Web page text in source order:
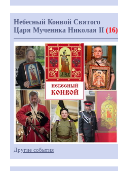
Небесный Конвой Святого
Царя Мученика Николая II (16)
Другие события